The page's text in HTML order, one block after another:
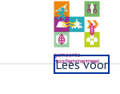
Lees voor